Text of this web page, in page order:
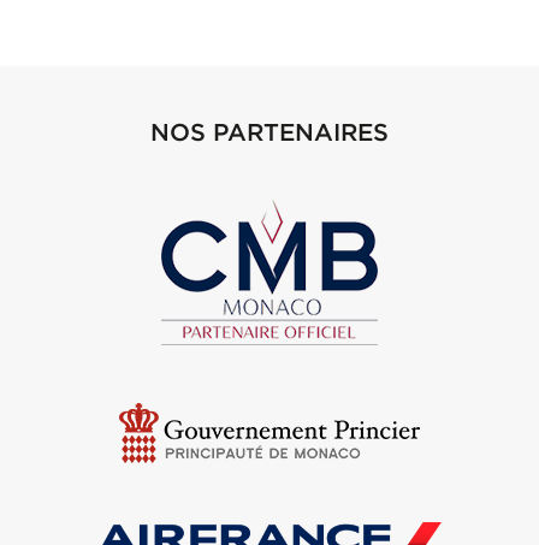
NOS PARTENAIRES